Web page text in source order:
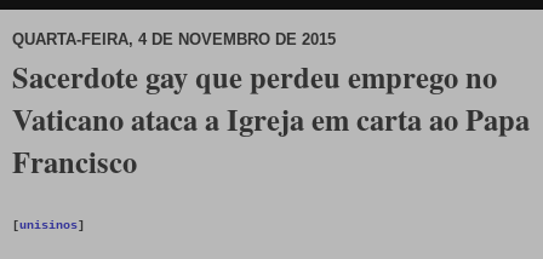
QUARTA-FEIRA, 4 DE NOVEMBRO DE 2015
Sacerdote gay que perdeu emprego no
Vaticano ataca a Igreja em carta ao Papa
Francisco
[unisinos]